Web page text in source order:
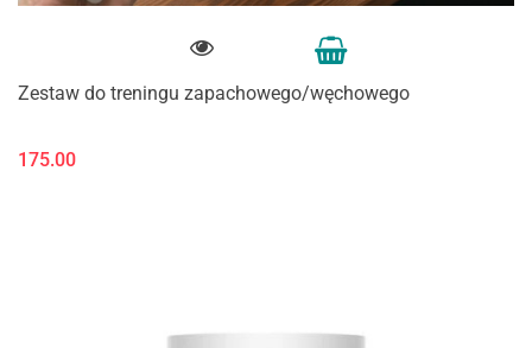
Zestaw do treningu zapachowego/węchowego
175.00